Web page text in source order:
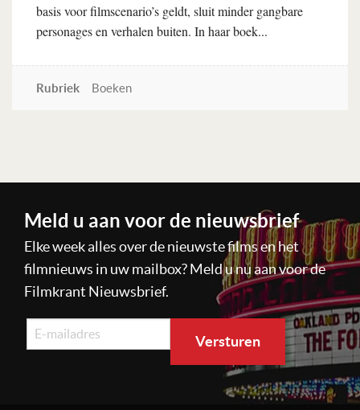
basis voor filmscenario’s geldt, sluit minder gangbare
personages en verhalen buiten. In haar boek...
Rubriek Boeken
Meld u aan voor de nieuwsbrief
Elke week alles over de nieuwste films en het
filmnieuws in uw mailbox? Meld u nu aan voor de
Filmkrant Nieuwsbrief.